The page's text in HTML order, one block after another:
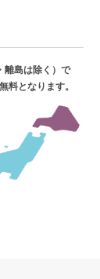
離島は除く）で
料となります。